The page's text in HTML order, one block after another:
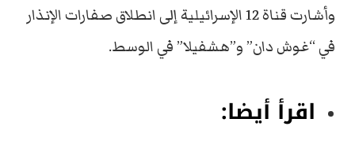
وأشارت قناة 12 الإسرائيلية إلى انطلاق صفارات الإنذار
في “غوش دان” و”هشفيلا” في الوسط.
اقرأ أيضا: